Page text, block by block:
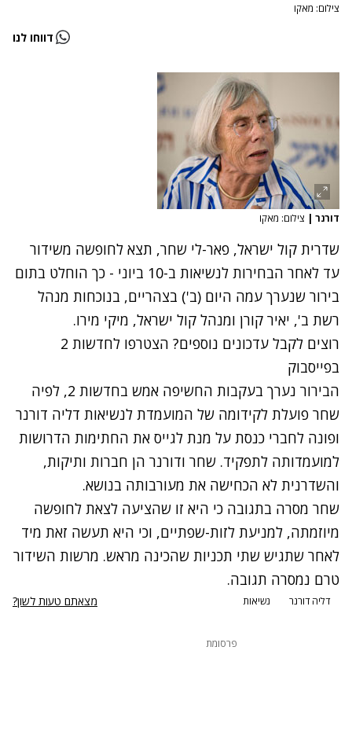
צילום: מאקו
דווחו לנו
דורנר | צילום: מאקו
שדרית קול ישראל, פאר-לי שחר, תצא לחופשה משידור
עד לאחר הבחירות לנשיאות ב-10 ביוני - כך הוחלט בתום
בירור שנערך עמה היום (ב') בצהריים, בנוכחות מנהל
רשת ב', יאיר קורן ומנהל קול ישראל, מיקי מירו.
רוצים לקבל עדכונים נוספים? הצטרפו לחדשות 2
בפייסבוק
הבירור נערך בעקבות החשיפה אמש בחדשות 2, לפיה
שחר פועלת לקידומה של המועמדת לנשיאות דליה דורנר
ופונה לחברי כנסת על מנת לגייס את החתימות הדרושות
למועמדותה לתפקיד. שחר ודורנר הן חברות ותיקות,
והשדרנית לא הכחישה את מעורבותה בנושא.
שחר מסרה בתגובה כי היא זו שהציעה לצאת לחופשה
מיוזמתה, למניעת לזות-שפתיים, וכי היא תעשה זאת מיד
לאחר שתגיש שתי תכניות שהכינה מראש. מרשות השידור
טרם נמסרה תגובה.
דליה דורנר נשיאות מצאתם טעות לשון?
פרסומת